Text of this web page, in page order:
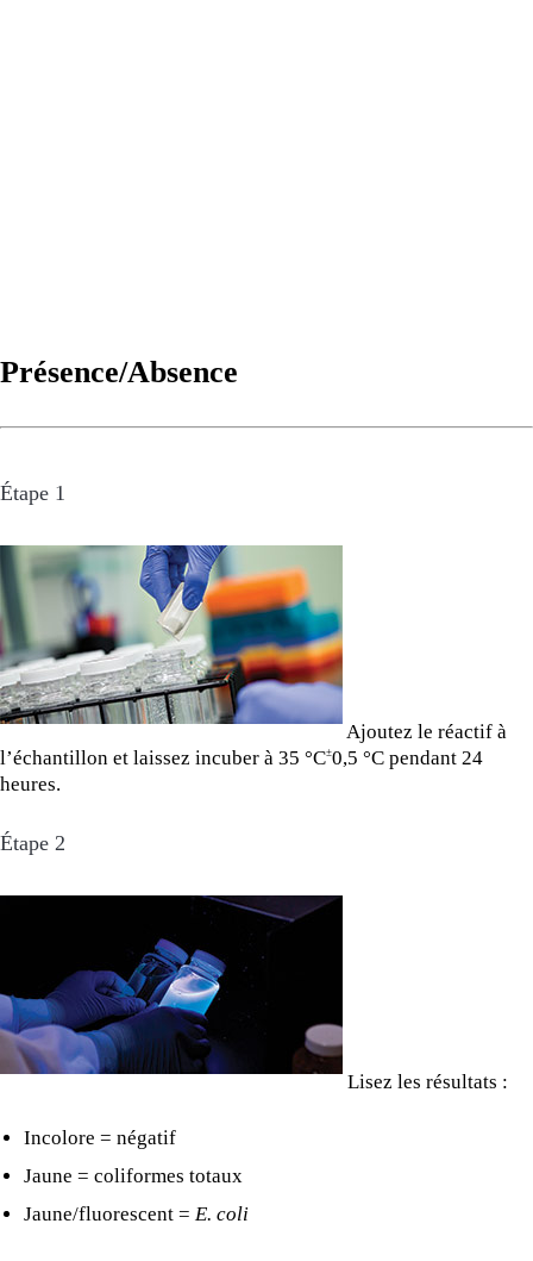
Présence/Absence
Étape 1
Ajoutez le réactif à
l’échantillon et laissez incuber à 35 °C±0,5 °C pendant 24
heures.
Étape 2
Lisez les résultats :
Incolore = négatif
Jaune = coliformes totaux
Jaune/fluorescent = E. coli